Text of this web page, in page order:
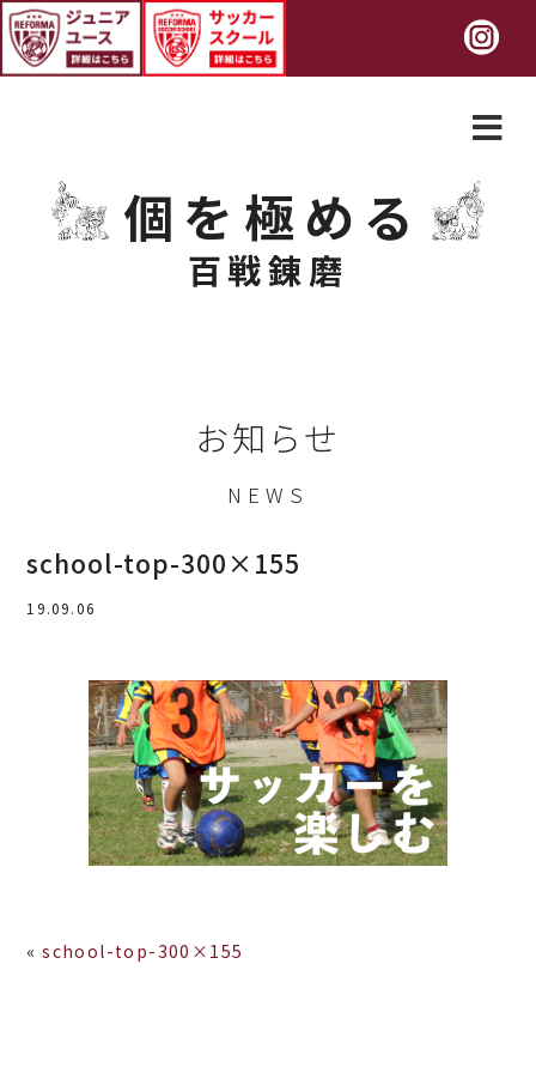
個を極める
百戦錬磨
お知らせ
NEWS
school-top-300×155
19.09.06
«school-top-300×155